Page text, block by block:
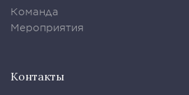
Команда
Мероприятия
Контакты